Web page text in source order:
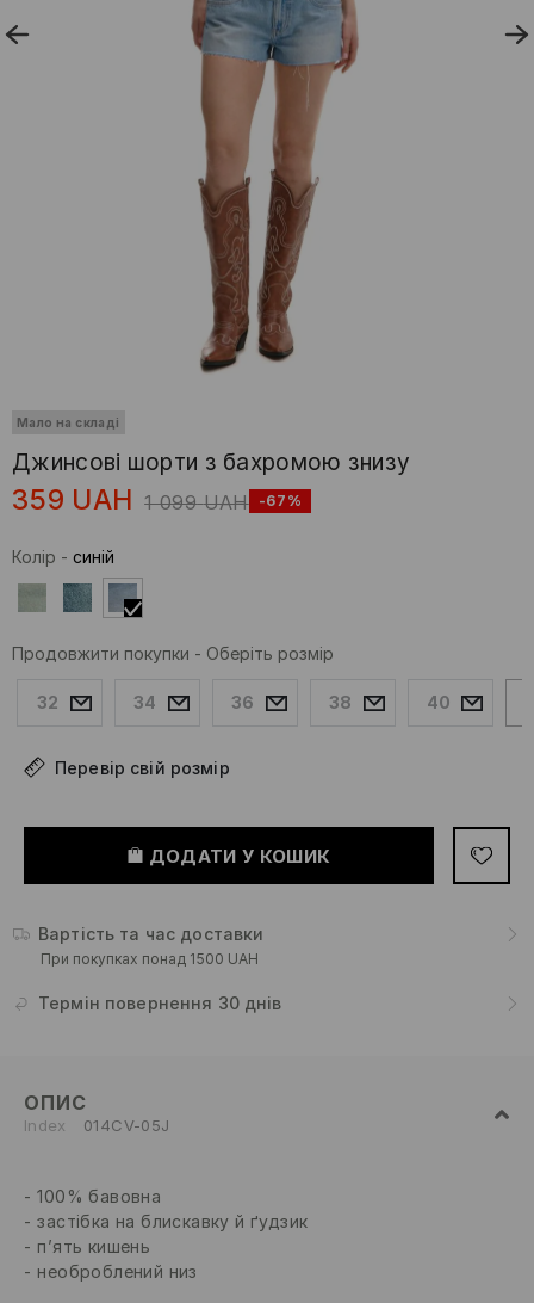
Мало на складі
Джинсові шорти з бахромою знизу
359 UAH 1 099 UAH -67%
Колір - синій
Продовжити покупки - Оберіть розмір
32 34 36 38 40
Перевір свій розмір
ДОДАТИ У КОШИК
Вартість та час доставки
При покупках понад 1500 UAH
Термін повернення 30 днів
ОПИС
Index 014CV-05J
100% бавовна
застібка на блискавку й ґудзик
п’ять кишень
необроблений низ